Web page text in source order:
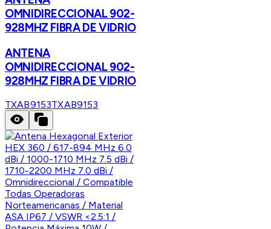
OMNIDIRECCIONAL 902-
928MHZ FIBRA DE VIDRIO
ANTENA
OMNIDIRECCIONAL 902-
928MHZ FIBRA DE VIDRIO
TXAB9153TXAB9153